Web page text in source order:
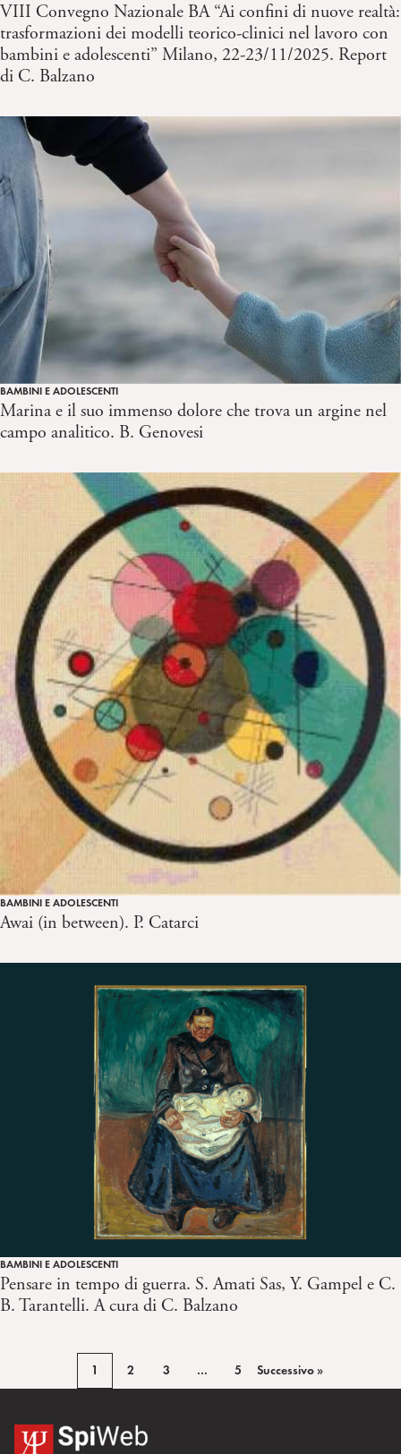
VIII Convegno Nazionale BA “Ai confini di nuove realtà:
trasformazioni dei modelli teorico-clinici nel lavoro con
bambini e adolescenti” Milano, 22-23/11/2025. Report
di C. Balzano
BAMBINI E ADOLESCENTI
Marina e il suo immenso dolore che trova un argine nel
campo analitico. B. Genovesi
BAMBINI E ADOLESCENTI
Awai (in between). P. Catarci
BAMBINI E ADOLESCENTI
Pensare in tempo di guerra. S. Amati Sas, Y. Gampel e C.
B. Tarantelli. A cura di C. Balzano
1 2 3 … 5 Successivo »